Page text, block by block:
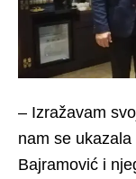
– Izražavam
nam se
Bajramović i